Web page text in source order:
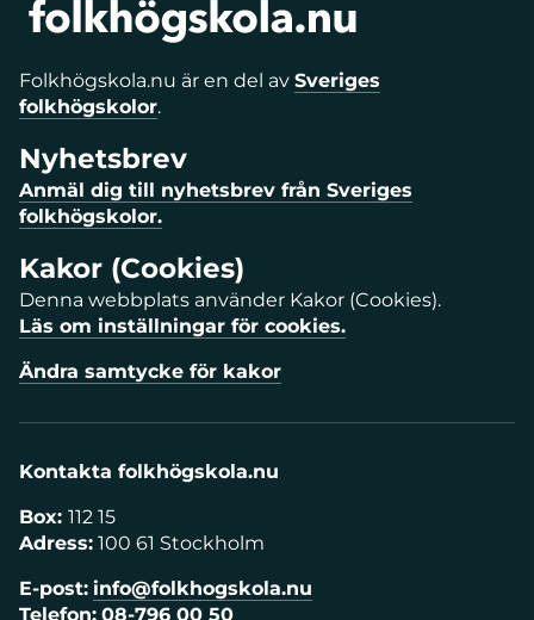
Folkhögskola.nu är en del av Sveriges
folkhögskolor.
Nyhetsbrev
Anmäl dig till nyhetsbrev från Sveriges
folkhögskolor.
Kakor (Cookies)
Denna webbplats använder Kakor (Cookies).
Läs om inställningar för cookies.
Ändra samtycke för kakor
Kontakta folkhögskola.nu
Box: 112 15
Adress: 100 61 Stockholm
E-post: info@folkhogskola.nu
Telefon: 08-796 00 50